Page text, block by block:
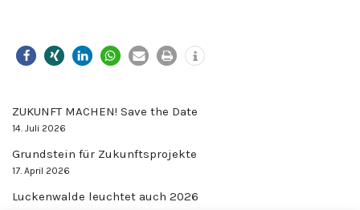
ZUKUNFT MACHEN! Save the Date
14. Juli 2026
Grundstein für Zukunftsprojekte
17. April 2026
Luckenwalde leuchtet auch 2026